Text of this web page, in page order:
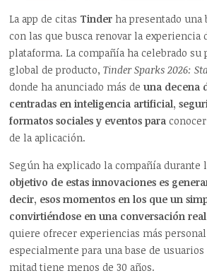
La app de citas Tinder ha presentado una
con las que busca renovar la experiencia
plataforma. La compañía ha celebrado
global de producto,Tinder Sparks 2026:
donde ha anunciado más deuna decena
centradas en inteligencia artificial,
formatos sociales y eventos para
de la aplicación.
Según ha explicado la compañía durante
objetivo de estas innovaciones es generar
decir, esos momentos en los que un
convirtiéndose en una conversación real
quiere ofrecer experiencias más
especialmente para una base de
mitad tiene menos de 30 años.